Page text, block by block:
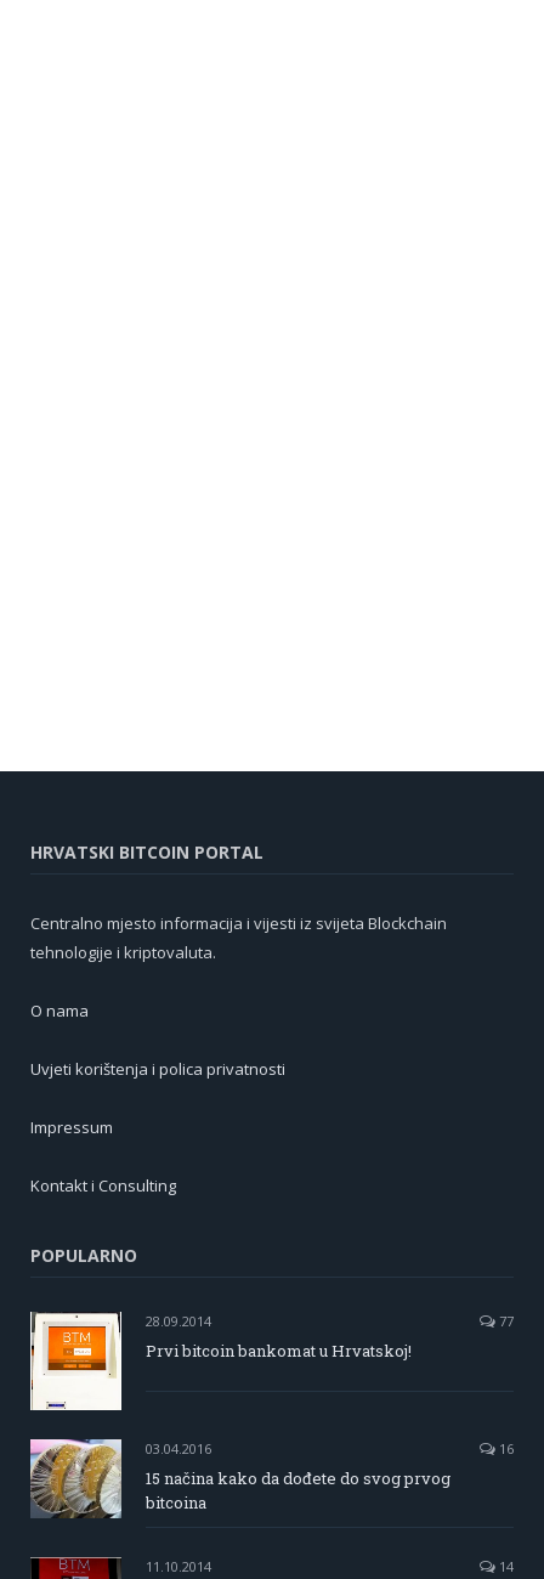
HRVATSKI BITCOIN PORTAL
Centralno mjesto informacija i vijesti iz svijeta Blockchain
tehnologije i kriptovaluta.
O nama
Uvjeti korištenja i polica privatnosti
Impressum
Kontakt i Consulting
POPULARNO
28.09.2014 77
Prvi bitcoin bankomat u Hrvatskoj!
03.04.2016 16
15 načina kako da dođete do svog prvog
bitcoina
11.10.2014 14